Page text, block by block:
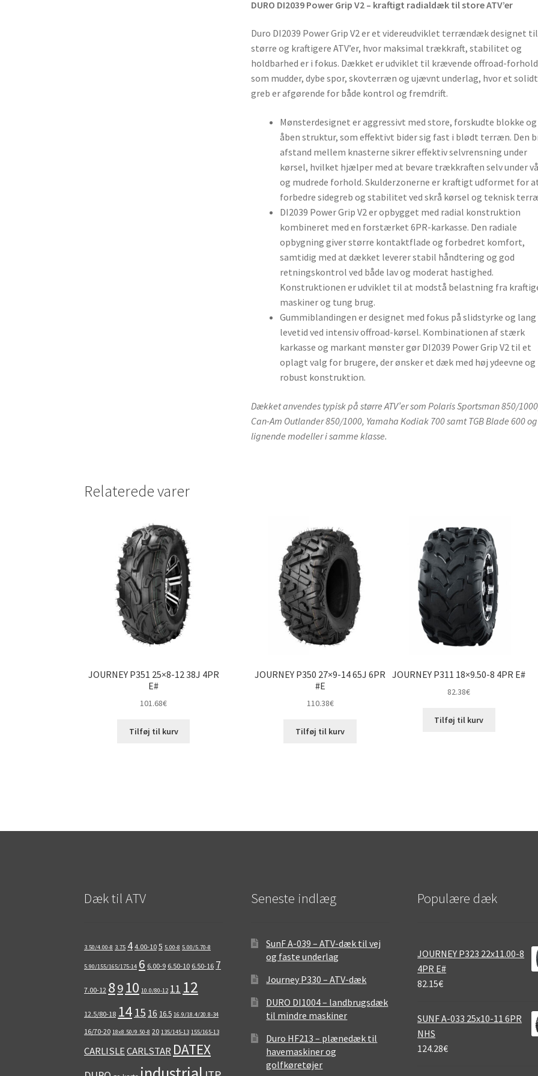
DURO DI2039 Power Grip V2 – kraftigt radialdæk til store ATV’er
Duro DI2039 Power Grip V2 er et videreudviklet terrændæk designet til
større og kraftigere ATV’er, hvor maksimal trækkraft, stabilitet og
holdbarhed er i fokus. Dækket er udviklet til krævende offroad-forhold
som mudder, dybe spor, skovterræn og ujævnt underlag, hvor et solidt
greb er afgørende for både kontrol og fremdrift.
Mønsterdesignet er aggressivt med store, forskudte blokke og
åben struktur, som effektivt bider sig fast i blødt terræn. Den
afstand mellem knasterne sikrer effektiv selvrensning under
kørsel, hvilket hjælper med at bevare trækkraften selv under
og mudrede forhold. Skulderzonerne er kraftigt udformet for
forbedre sidegreb og stabilitet ved skrå kørsel og teknisk
DI2039 Power Grip V2 er opbygget med radial konstruktion
kombineret med en forstærket 6PR-karkasse. Den radiale
opbygning giver større kontaktflade og forbedret komfort,
samtidig med at dækket leverer stabil håndtering og god
retningskontrol ved både lav og moderat hastighed.
Konstruktionen er udviklet til at modstå belastning fra
maskiner og tung brug.
Gummiblandingen er designet med fokus på slidstyrke og lang
levetid ved intensiv offroad-kørsel. Kombinationen af stærk
karkasse og markant mønster gør DI2039 Power Grip V2 til et
oplagt valg for brugere, der ønsker et dæk med høj ydeevne og
robust konstruktion.
Dækket anvendes typisk på større ATV’er som Polaris Sportsman 850/
Can-Am Outlander 850/1000, Yamaha Kodiak 700 samt TGB Blade 600 og
lignende modeller i samme klasse.
Relaterede varer
JOURNEY P351 25×8-12 38J 4PR
E#
101.68€
Tilføj til kurv
JOURNEY P350 27×9-14 65J 6PR
#E
110.38€
Tilføj til kurv
JOURNEY P311 18×9.50-8 4PR E#
82.38€
Tilføj til kurv
Dæk til ATV
3.50/4.00-8 3.75 4 4.00-10 5 5.00-8 5.00/5.70-8
5.90/155/165/175-14 6 6.00-9 6.50-10 6.50-16 7
7.00-12 8910 10.0/80-12 11 12
12.5/80-18 14 15 16 16.5 16.9/18.4/20.8-34
16/70-20 18x8.50/9.50-8 20 135/145-13 155/165-13
CARLISLECARLSTAR DATEX
Seneste indlæg
SunF A-039 – ATV-dæk til vej
og faste underlag
Journey P330 – ATV-dæk
DURO DI1004 – landbrugsdæk
til mindre maskiner
Duro HF213 – plænedæk til
havemaskiner og
golfkøretøjer
Populære dæk
JOURNEY P323 22x11.00-8
4PR E#
82.15€
SUNF A-033 25x10-11 6PR
NHS
124.28€